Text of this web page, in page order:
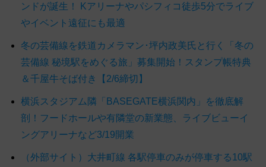
ンドが誕生！ Kアリーナやパシフィコ徒歩5分でライブ
やイベント遠征にも最適
冬の芸備線を鉄道カメラマン･坪内政美氏と行く「冬の
芸備線 秘境駅をめぐる旅」募集開始！スタンプ帳特典
＆千屋牛そば付き【2/6締切】
横浜スタジアム隣「BASEGATE横浜関内」を徹底解
剖！フードホールや有隣堂の新業態、ライブビューイ
ングアリーナなど3/19開業
（外部サイト）大井町線 各駅停車のみが停車する10駅